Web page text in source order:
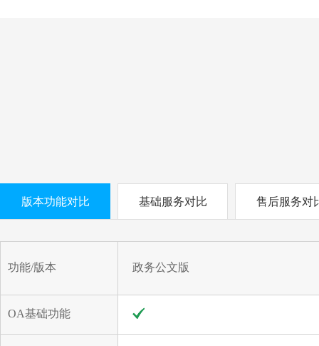
版本功能对比 基础服务对比 售后服务对
功能/版本 政务公文版
OA基础功能